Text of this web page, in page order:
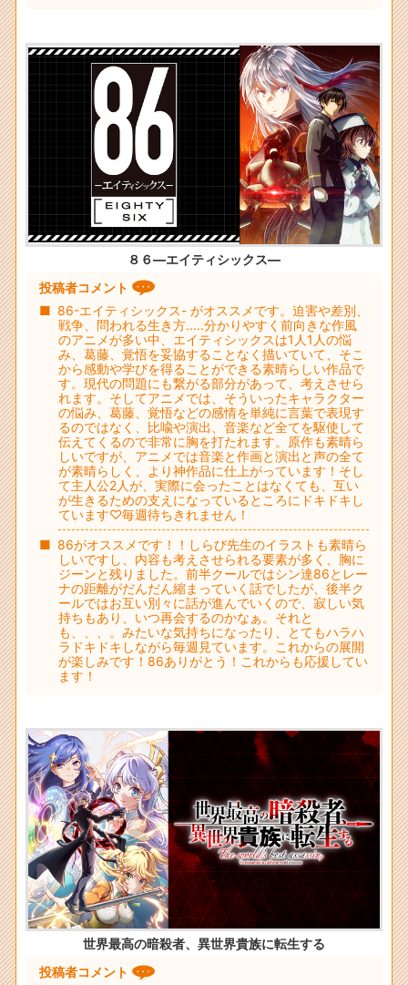
８６―エイティシックス―
投稿者コメント
86-エイティシックス- がオススメです。迫害や差別、
戦争、問われる生き方.....分かりやすく前向きな作風
のアニメが多い中、エイティシックスは1人1人の悩
み、葛藤、覚悟を妥協することなく描いていて、そこ
から感動や学びを得ることができる素晴らしい作品で
す。現代の問題にも繋がる部分があって、考えさせら
れます。そしてアニメでは、そういったキャラクター
の悩み、葛藤、覚悟などの感情を単純に言葉で表現す
るのではなく、比喩や演出、音楽など全てを駆使して
伝えてくるので非常に胸を打たれます。原作も素晴ら
しいですが、アニメでは音楽と作画と演出と声の全て
が素晴らしく、より神作品に仕上がっています！そし
て主人公2人が、実際に会ったことはなくても、互い
が生きるための支えになっているところにドキドキし
ています♡毎週待ちきれません！
86がオススメです！！しらび先生のイラストも素晴ら
しいですし、内容も考えさせられる要素が多く、胸に
ジーンと残りました。前半クールではシン達86とレー
ナの距離がだんだん縮まっていく話でしたが、後半ク
ールではお互い別々に話が進んでいくので、寂しい気
持ちもあり、いつ再会するのかなぁ。それと
も、、、。みたいな気持ちになったり、とてもハラハ
ラドキドキしながら毎週見ています。これからの展開
が楽しみです！86ありがとう！これからも応援してい
ます！
世界最高の暗殺者、異世界貴族に転生する
投稿者コメント